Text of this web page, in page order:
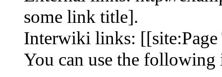
some link title].
Interwiki links:
You can use the